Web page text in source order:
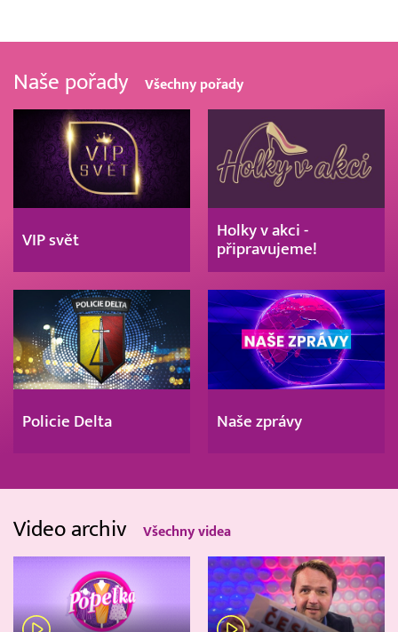
Naše pořady Všechny pořady
VIP svět
Holky v akci -
připravujeme!
Policie Delta Naše zprávy
Video archiv Všechny videa